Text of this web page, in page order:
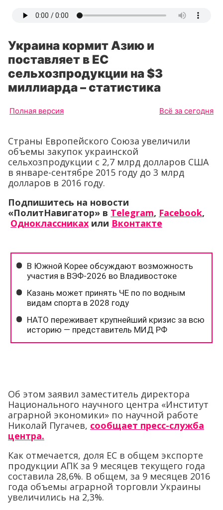
Украина кормит Азию и
поставляет в ЕС
сельхозпродукции на $3
миллиарда – статистика
Полная версия Всё за сегодня
Страны Европейского Союза увеличили
объемы закупок украинской
сельхозпродукции с 2,7 млрд долларов США
в январе-сентябре 2015 году до 3 млрд
долларов в 2016 году.
Подпишитесь на новости
«ПолитНавигатор» в Telegram, Facebook,
Одноклассниках или Вконтакте
Об этом заявил заместитель директора
Национального научного центра «Институт
аграрной экономики» по научной работе
Николай Пугачев, сообщает пресс-служба
центра.
Как отмечается, доля ЕС в общем экспорте
продукции АПК за 9 месяцев текущего года
составила 28,6%. В общем, за 9 месяцев 2016
года объемы аграрной торговли Украины
увеличились на 2,3%.